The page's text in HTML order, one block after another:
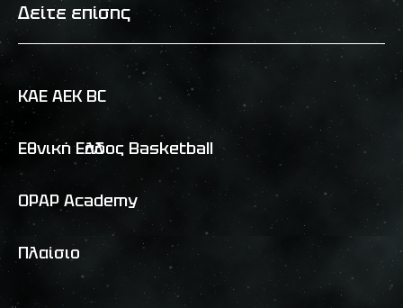
Δείτε επίσης
ΚΑΕ ΑΕΚ BC
Eθνική Ελλάδος Basketball
OPAP Academy
Πλαίσιο